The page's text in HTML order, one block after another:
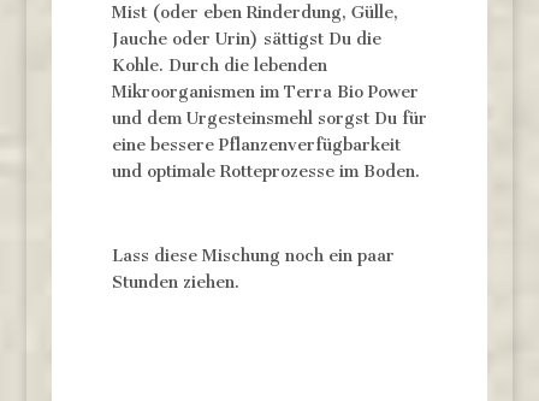
Mist (oder eben Rinderdung, Gülle,
Jauche oder Urin) sättigst Du die
Kohle. Durch die lebenden
Mikroorganismen im Terra Bio Power
und dem Urgesteinsmehl sorgst Du für
eine bessere Pflanzenverfügbarkeit
und optimale Rotteprozesse im Boden.
Lass diese Mischung noch ein paar
Stunden ziehen.